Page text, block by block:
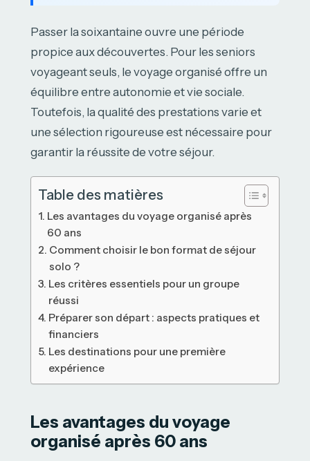
Passer la soixantaine ouvre une période
propice aux découvertes. Pour les seniors
voyageant seuls, le voyage organisé offre un
équilibre entre autonomie et vie sociale.
Toutefois, la qualité des prestations varie et
une sélection rigoureuse est nécessaire pour
garantir la réussite de votre séjour.
Table des matières
Les avantages du voyage organisé après
60 ans
Comment choisir le bon format de séjour
solo ?
Les critères essentiels pour un groupe
réussi
Préparer son départ : aspects pratiques et
financiers
Les destinations pour une première
expérience
Les avantages du voyage
organisé après 60 ans